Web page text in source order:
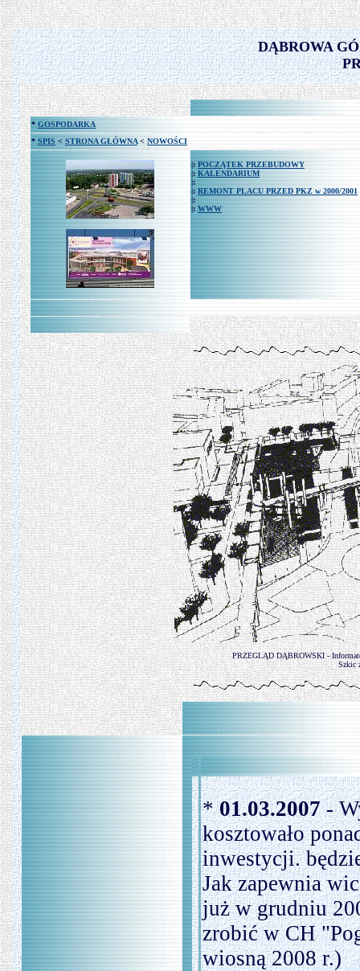
DĄBROWA
* GOSPODARKA
* SPIS < STRONA GŁÓWNA< NOWOŚCI
|: POCZĄTEK PRZEBUDOWY
|: KALENDARIUM
|:
|: REMONT PLACU PRZED PKZ w 2000/2001
|:
|: WWW
PRZEGLĄD DĄBROWSKI -
Szkic
*01.03.2007-
kosztowało
inwestycji.
Jak zapewnia
już w grudniu
zrobić w CH
wiosną 2008 r.)